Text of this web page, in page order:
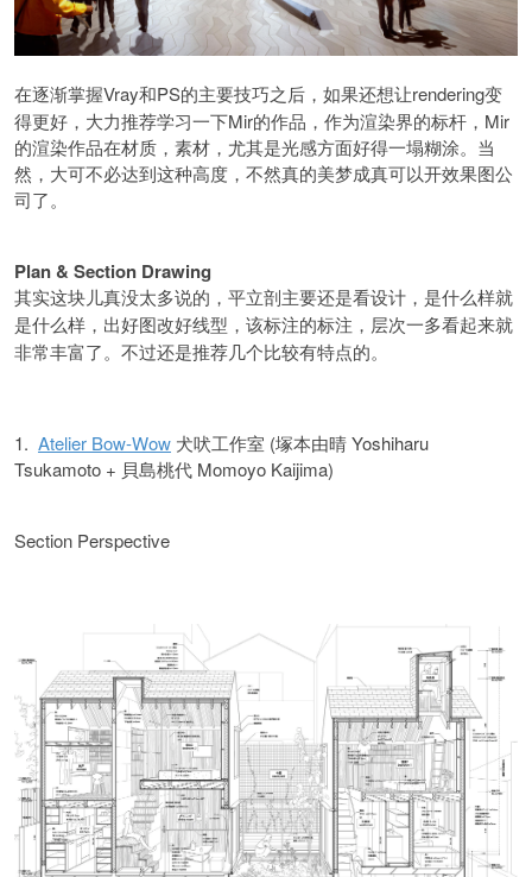
在逐渐掌握Vray和PS的主要技巧之后，如果还想让rendering变
得更好，大力推荐学习一下Mir的作品，作为渲染界的标杆，Mir
的渲染作品在材质，素材，尤其是光感方面好得一塌糊涂。当
然，大可不必达到这种高度，不然真的美梦成真可以开效果图公
司了。
Plan & Section Drawing
其实这块儿真没太多说的，平立剖主要还是看设计，是什么样就
是什么样，出好图改好线型，该标注的标注，层次一多看起来就
非常丰富了。不过还是推荐几个比较有特点的。
1. Atelier Bow-Wow 犬吠工作室 (塚本由晴 Yoshiharu
Tsukamoto + 貝島桃代 Momoyo Kaijima)
Section Perspective